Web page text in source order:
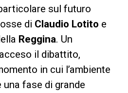
sul futuro
di Claudio Lotito e
Reggina. Un
il dibattito,
in cui l’ambiente
fase di grande